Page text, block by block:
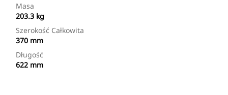
Masa
203.3 kg
Szerokość Całkowita
370 mm
Długość
622 mm